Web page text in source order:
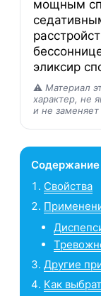
мощным
эликсир
⚠️ Материал
характер, не
и не заменяет
Содержание
Свойства
Другие
Как